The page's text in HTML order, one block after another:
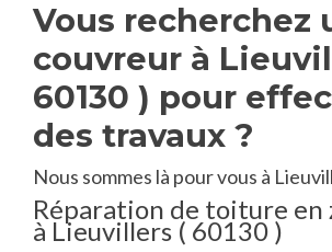
Vous recherchez
couvreur à
60130 ) pour
des travaux ?
Nous sommes là pour vous à
Réparation de toiture en
à Lieuvillers ( 60130 )